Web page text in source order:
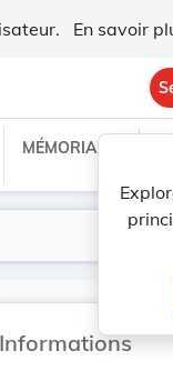
En savoir
MÉMORIAL C
Informations